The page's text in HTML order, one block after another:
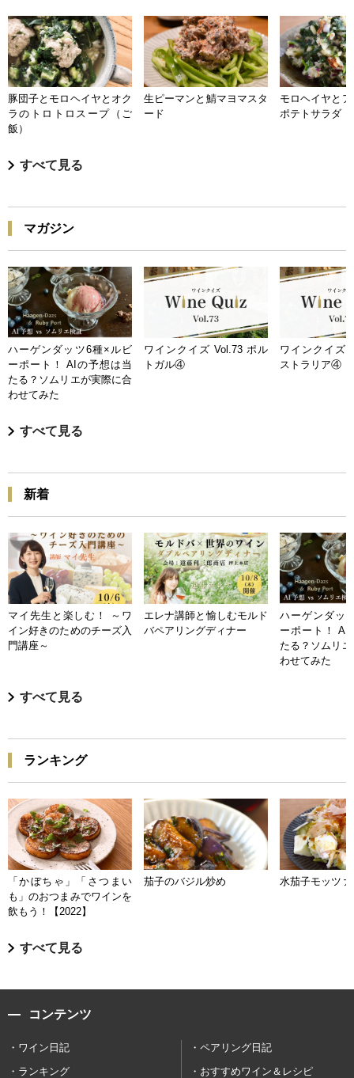
豚団子とモロヘイヤとオク
ラのトロトロスープ（ご
飯）
生ピーマンと鯖マヨマスタ
ード
モロヘイヤと
ポテトサラダ
すべて見る
マガジン
ハーゲンダッツ6種×ルビ
ーポート！ AIの予想は当
たる？ソムリエが実際に合
わせてみた
ワインクイズ Vol.73 ポル
トガル④
ワインクイズ
ストラリア④
すべて見る
新着
マイ先生と楽しむ！ ～ワ
イン好きのためのチーズ入
門講座～
エレナ講師と愉しむモルド
バペアリングディナー
ハーゲンダッ
ーポート！ AI
たる？ソムリ
わせてみた
すべて見る
ランキング
「かぼちゃ」「さつまい
も」のおつまみでワインを
飲もう！【2022】
茄子のバジル炒め 水茄子モッツァ
すべて見る
コンテンツ
ワイン日記
ペアリング日記
ランキング
おすすめワイン＆レシピ